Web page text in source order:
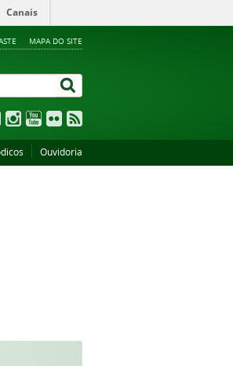
Canais
MAPA DO SITE
Ouvidoria